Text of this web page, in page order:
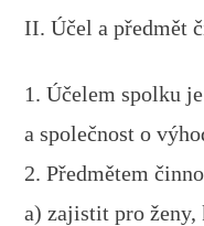
II. Účel a předmět
1. Účelem spolku
a společnost o
2. Předmětem
a) zajistit pro